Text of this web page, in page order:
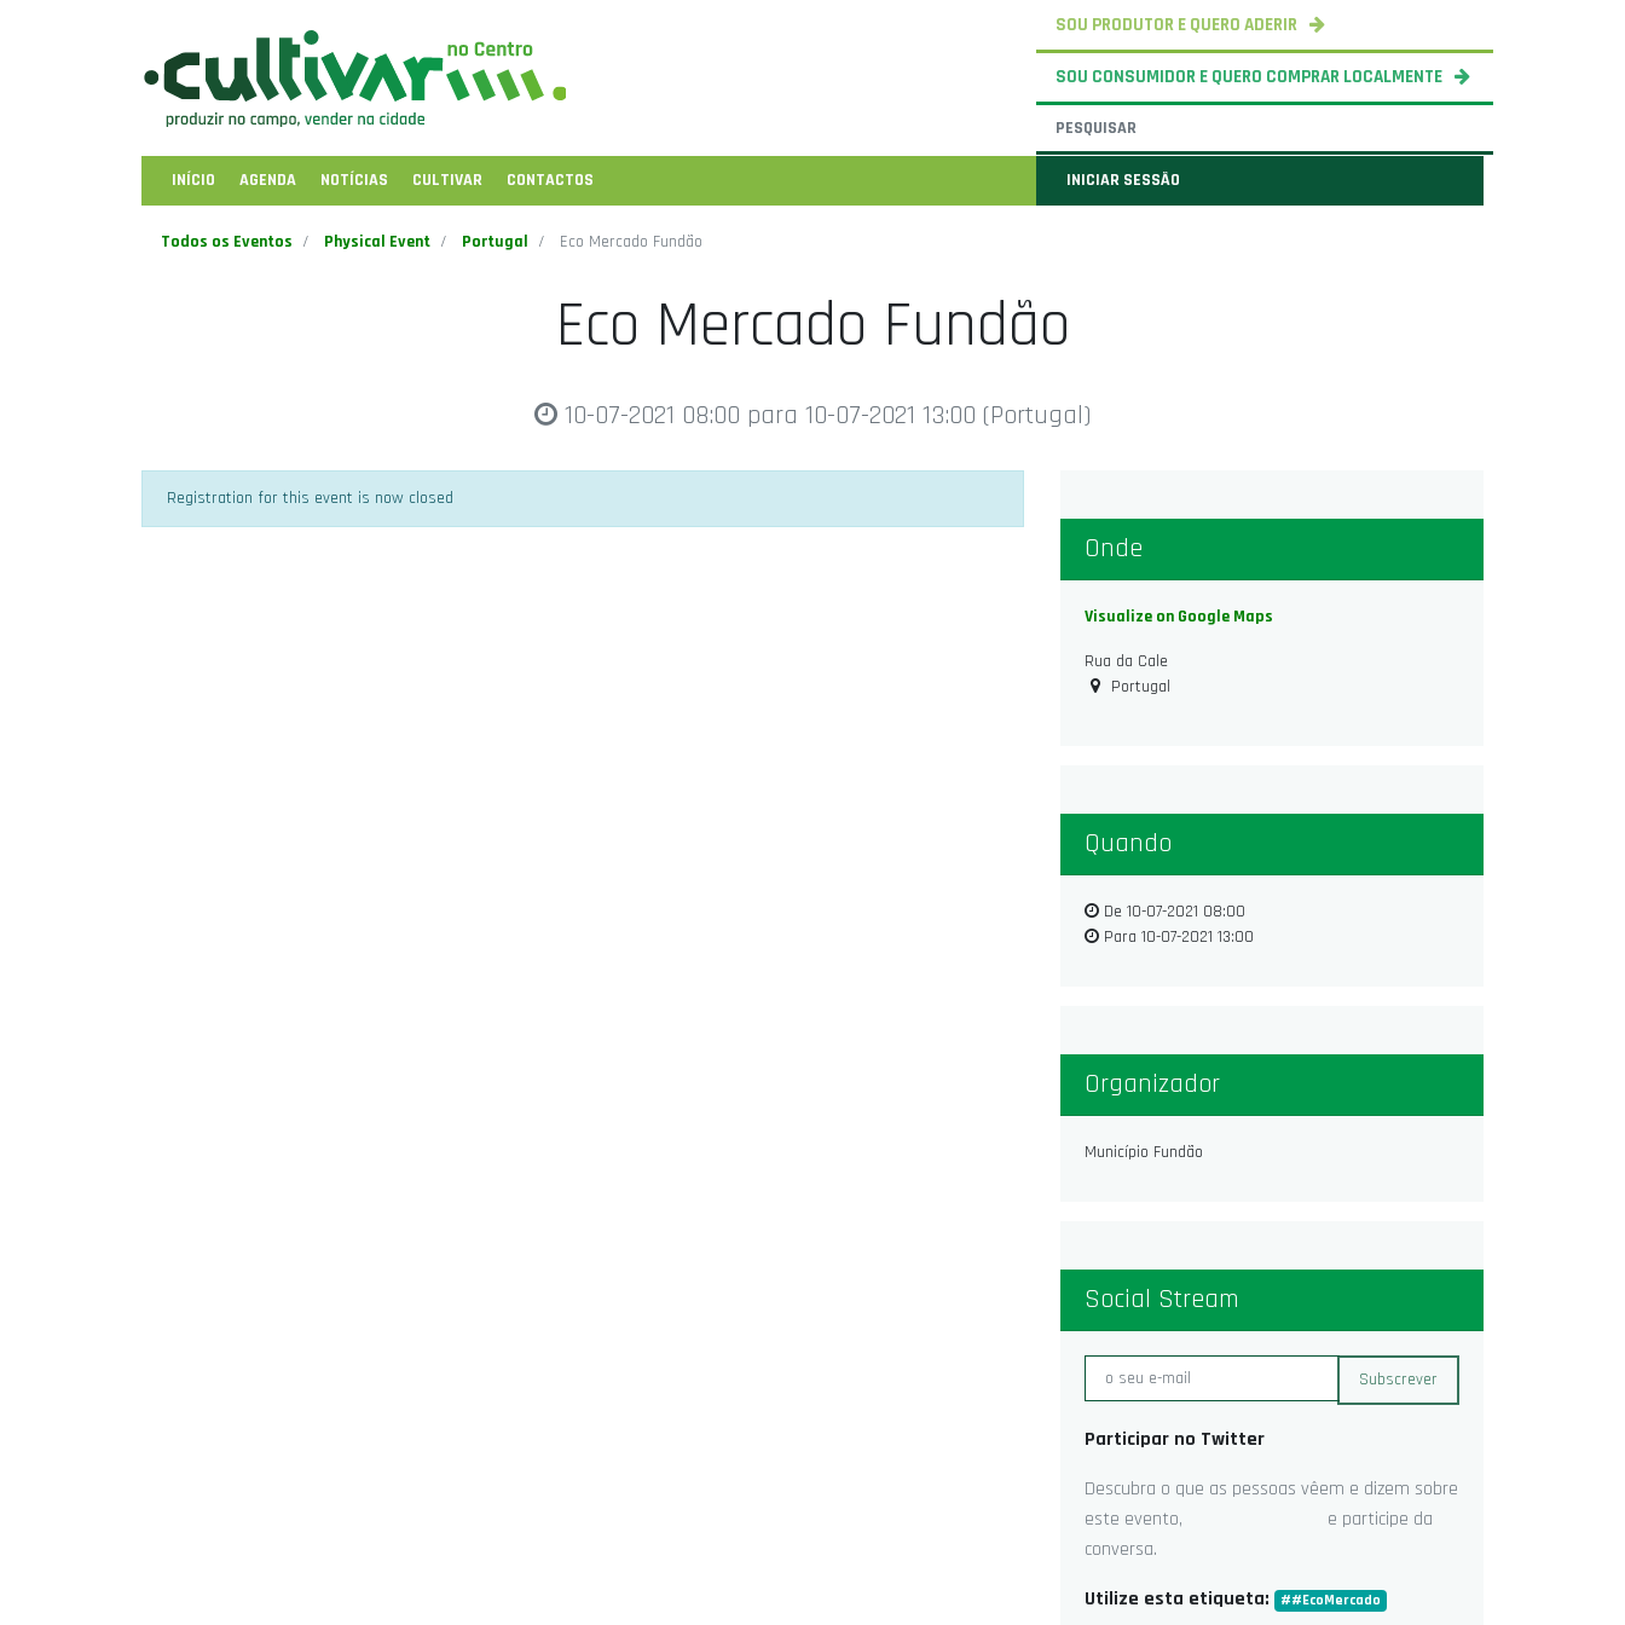
SOU PRODUTOR E QUERO ADERIR
SOU CONSUMIDOR E QUERO COMPRAR LOCALMENTE
INÍCIO AGENDA NOTÍCIAS CULTIVAR CONTACTOS INICIAR SESSÃO
Todos os Eventos Physical Event Portugal Eco Mercado Fundão
Eco Mercado Fundão
10-07-2021 08:00 para 10-07-2021 13:00 (Portugal)
Registration for this event is now closed
Onde
Visualize on Google Maps
Rua da Cale
Portugal
Quando
De 10-07-2021 08:00
Para 10-07-2021 13:00
Organizador
Município Fundão
Social Stream
Subscrever
Participar no Twitter
Descubra o que as pessoas vêem e dizem sobre
este evento, e participe da
conversa.
Utilize esta etiqueta:
##EcoMercado